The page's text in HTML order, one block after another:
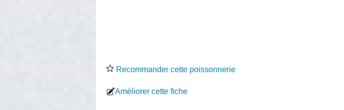
Recommander cette poissonnerie
Améliorer cette fiche